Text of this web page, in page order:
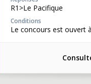
R1>Le Pacifique
Conditions
Le concours est ouvert